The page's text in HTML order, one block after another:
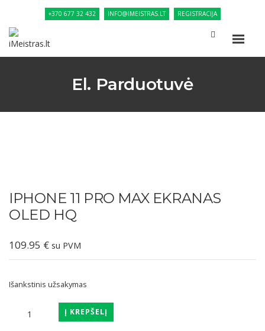
+370 677 32 432 INFO@IMEISTRAS.LT REGISTRACIJA
El. Parduotuvė
IPHONE 11 PRO MAX EKRANAS
OLED HQ
109.95 € su PVM
Išankstinis užsakymas
produkto
Į KREPŠELĮ